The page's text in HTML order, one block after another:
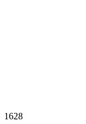
1628